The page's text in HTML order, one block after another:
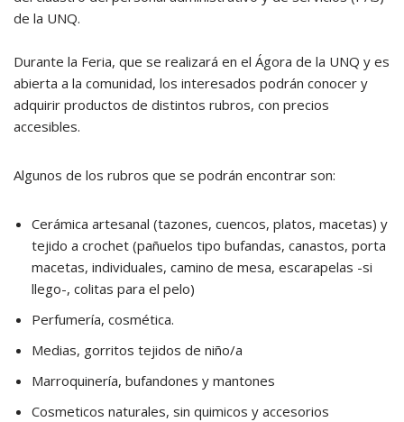
de la UNQ.
Durante la Feria, que se realizará en el Ágora de la UNQ y es
abierta a la comunidad, los interesados podrán conocer y
adquirir productos de distintos rubros, con precios
accesibles.
Algunos de los rubros que se podrán encontrar son:
Cerámica artesanal (tazones, cuencos, platos, macetas) y
tejido a crochet (pañuelos tipo bufandas, canastos, porta
macetas, individuales, camino de mesa, escarapelas -si
llego-, colitas para el pelo)
Perfumería, cosmética.
Medias, gorritos tejidos de niño/a
Marroquinería, bufandones y mantones
Cosmeticos naturales, sin quimicos y accesorios